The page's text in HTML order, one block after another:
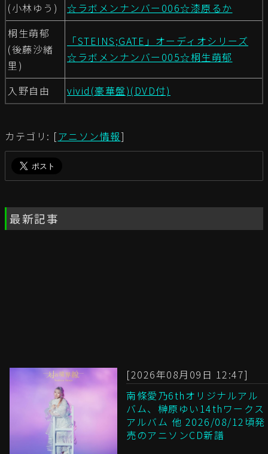
(小林ゆう)
☆ラボメンナンバー006☆漆原るか
桐生萌郁
(後藤沙緒
里)
「STEINS;GATE」オーディオシリーズ
☆ラボメンナンバー005☆桐生萌郁
入野自由 vivid(豪華盤)(DVD付)
カテゴリ: [アニソン情報]
最新記事
[2026年08月09日 12:47]
南條愛乃6thオリジナルアル
バム、榊原ゆい14thワークス
アルバム 他 2026/08/12頃発
売のアニソンCD新譜